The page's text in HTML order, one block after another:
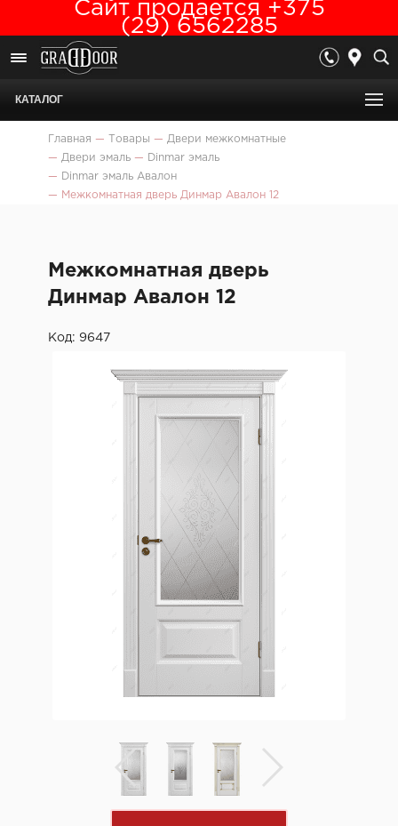
Сайт продается +375
(29) 6562285
КАТАЛОГ
Главная — Товары — Двери межкомнатные
— Двери эмаль —
Dinmar эмаль
—
Dinmar эмаль Авалон
—
Межкомнатная дверь Динмар Авалон 12
Межкомнатная дверь
Динмар Авалон 12
Код: 9647